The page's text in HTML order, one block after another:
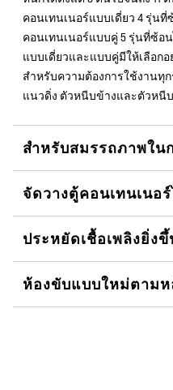
คอนเทนเนอร์แบบเดี่ยว 4 รุ่น
คอนเทนเนอร์แบบคู่ 5 รุ่นที่ซ้อ
แบบเดี่ยวและแบบคู่มีให้เลือก
สำหรับความต้องการใช้งานทุ
แนวดิ่ง ตัวหนีบข้างและตัวหนี
สำหรับสมรรถภาพใน
จัดวางตู้คอนเทนเนอ
ประหยัดเชื้อเพลิงยิ่ง
ห้องขับแบบใหม่ตาม